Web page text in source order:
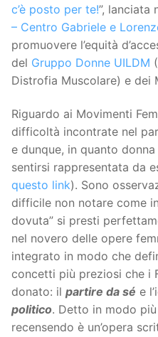
c’è posto per te!”, lanciata
– Centro Gabriele e
promuovere l’equità
del Gruppo Donne UILDM
Distrofia Muscolare) e dei
Riguardo ai Movimenti
difficoltà incontrate nel
e dunque, in quanto
sentirsi rappresentata da
questo link). Sono
difficile non notare come
dovuta” si presti
nel novero delle opere
integrato in modo che
concetti più preziosi che i
donato: il partire da sé e
politico. Detto in modo
recensendo è un’opera